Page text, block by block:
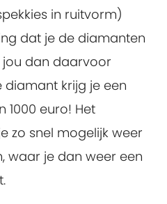
in ruitvorm)
dat je de diamanten
jou dan daarvoor
diamant krijg je een
1000 euro! Het
zo snel mogelijk weer
waar je dan weer een